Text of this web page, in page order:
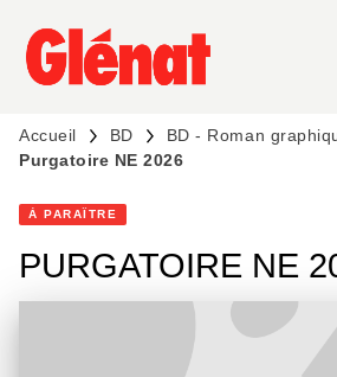
MENU RECHERCHE
PIED DE PAGE
Accueil BD
BD - Roman
Purgatoire NE 2026
À PARAÎTRE
PURGATOIRE NE